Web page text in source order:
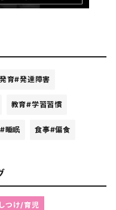
育#発達障害
教育#学習習慣
#睡眠 食事#偏食
しつけ/育児